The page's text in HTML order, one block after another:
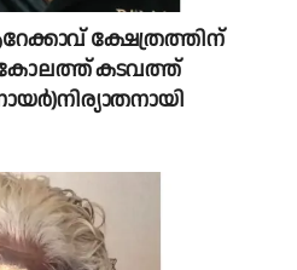
ക്ഷേത്രത്തിന്
കോലത്ത് കടവത്ത്